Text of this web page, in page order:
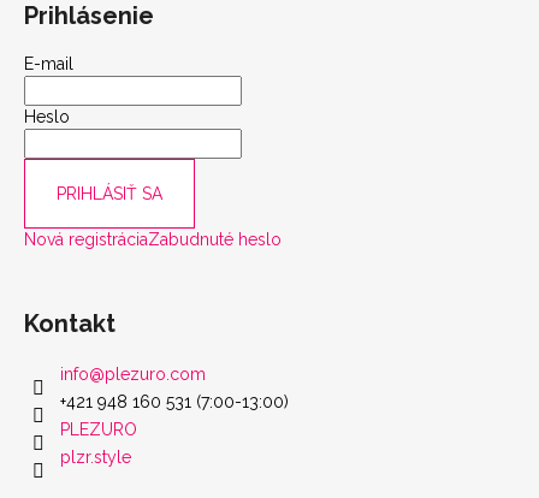
Prihlásenie
E-mail
Heslo
PRIHLÁSIŤ SA
Nová registráciaZabudnuté heslo
Kontakt
info@plezuro.com
+421 948 160 531 (7:00-13:00)
PLEZURO
plzr.style